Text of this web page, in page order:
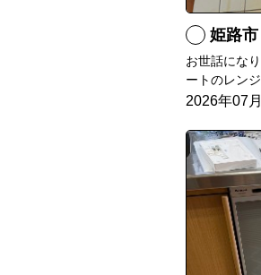
姫路市
お世話にな
ートのレン
2026年07